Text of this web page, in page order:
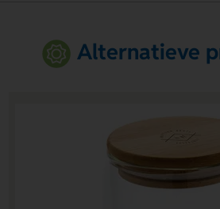
Alternatieve